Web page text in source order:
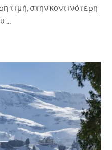
τιμή, στην κοντινότερη
...